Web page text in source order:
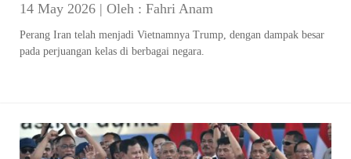
14 May 2026 | Oleh : Fahri Anam
Perang Iran telah menjadi Vietnamnya Trump, dengan dampak besar
pada perjuangan kelas di berbagai negara.